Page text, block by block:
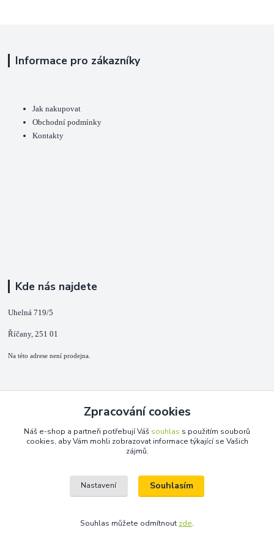
Informace pro zákazníky
Jak nakupovat
Obchodní podmínky
Kontakty
Kde nás najdete
Uhelná 719/5
Říčany, 251 01
Na této adrese není prodejna.
+420 725 889 873
(Po-Ne, 9-18 hod.)
Zpracování cookies
Náš e-shop a partneři potřebují Váš souhlas s použitím souborů
cookies, aby Vám mohli zobrazovat informace týkající se Vašich
zájmů.
Nastavení Souhlasím
Souhlas můžete odmítnout zde.